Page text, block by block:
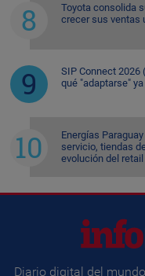
Toyota consolida
crecer sus ventas
SIP Connect 2026
qué "adaptarse"
Energías
servicio, tiendas
evolución del
Diario digital del